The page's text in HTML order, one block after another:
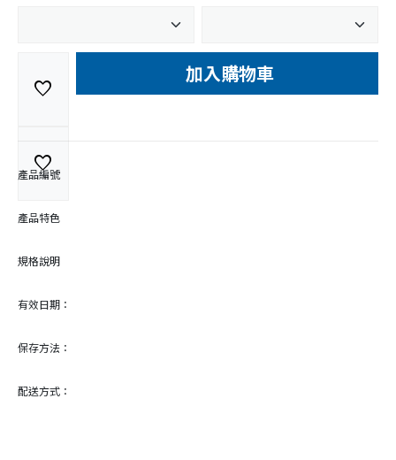
favorite
favorite
加入購物車
產品編號
產品特色
規格說明
有效日期：
保存方法：
配送方式：